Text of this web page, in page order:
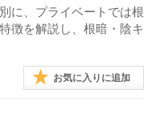
に、プライベートでは根
徴を解説し、根暗・陰キ
お気に入りに追加